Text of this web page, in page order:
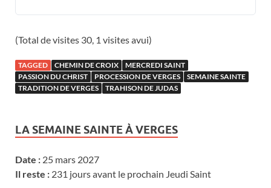
(Total de visites 30, 1 visites avui)
TAGGED CHEMIN DE CROIX
MERCREDI SAINT
PASSION DU CHRIST
PROCESSION DE VERGES
SEMAINE SAINTE
TRADITION DE VERGES
TRAHISON DE JUDAS
LA SEMAINE SAINTE À VERGES
Date : 25 mars 2027
Il reste : 231 jours avant le prochain Jeudi Saint